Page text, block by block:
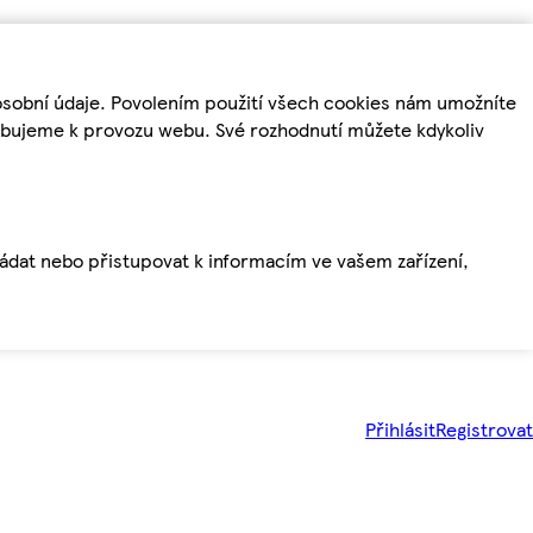
údaje. Povolením použití všech cookies nám umožníte
k provozu webu. Své rozhodnutí můžete kdykoliv
nebo přistupovat k informacím ve vašem zařízení,
PřihlásitRegistrovat